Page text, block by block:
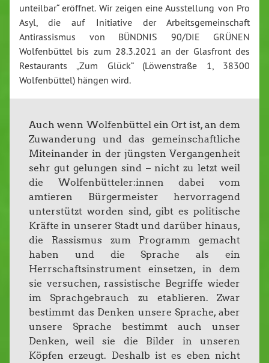
unteilbar“ eröffnet. Wir zeigen eine Ausstellung von Pro
Asyl, die auf Initiative der Arbeitsgemeinschaft
Antirassismus von BÜNDNIS 90/DIE GRÜNEN
Wolfenbüttel bis zum 28.3.2021 an der Glasfront des
Restaurants „Zum Glück“ (Löwenstraße 1, 38300
Wolfenbüttel) hängen wird.
Auch wenn Wolfenbüttel ein Ort ist, an dem
Zuwanderung und das gemeinschaftliche
Miteinander in der jüngsten Vergangenheit
sehr gut gelungen sind – nicht zu letzt weil
die Wolfenbütteler:innen dabei vom
amtieren Bürgermeister hervorragend
unterstützt worden sind, gibt es politische
Kräfte in unserer Stadt und darüber hinaus,
die Rassismus zum Programm gemacht
haben und die Sprache als ein
Herrschaftsinstrument einsetzen, in dem
sie versuchen, rassistische Begriffe wieder
im Sprachgebrauch zu etablieren. Zwar
bestimmt das Denken unsere Sprache, aber
unsere Sprache bestimmt auch unser
Denken, weil sie die Bilder in unseren
Köpfen erzeugt. Deshalb ist es eben nicht